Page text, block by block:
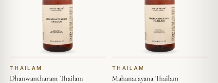
THAILAM
Dhanwantharam Thailam
THAILAM
Mahanarayana Thailam